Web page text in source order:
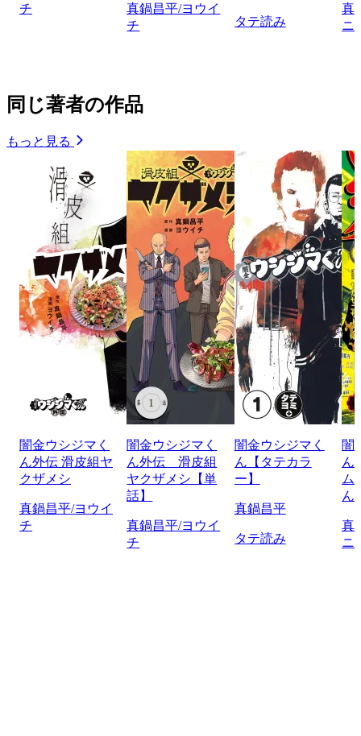
チ
真鍋昌平/ヨウイ
チ
タテ読み
真
ニ
同じ著者の作品
もっと見る
闇金ウシジマく
ん外伝 滑皮組ヤ
クザメシ
真鍋昌平/ヨウイ
チ
闇金ウシジマく
ん外伝 滑皮組
ヤクザメシ【単
話】
真鍋昌平/ヨウイ
チ
闇金ウシジマく
ん【タテカラ
ー】
真鍋昌平
タテ読み
闇
ん
ム
ん
真
ニ